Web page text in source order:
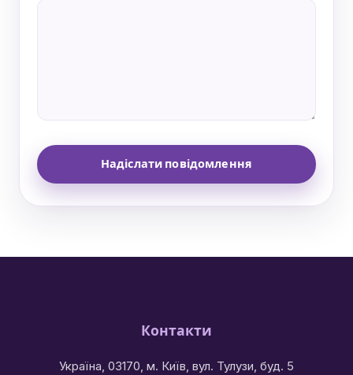
Надіслати повідомлення
Контакти
Україна, 03170, м. Київ, вул. Тулузи, буд. 5